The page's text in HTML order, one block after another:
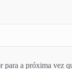
para a próxima vez